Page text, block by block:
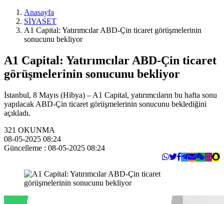
Anasayfa
SİYASET
A1 Capital: Yatırımcılar ABD-Çin ticaret görüşmelerinin
sonucunu bekliyor
A1 Capital: Yatırımcılar ABD-Çin ticaret
görüşmelerinin sonucunu bekliyor
İstanbul, 8 Mayıs (Hibya) – A1 Capital, yatırımcıların bu hafta sonu
yapılacak ABD-Çin ticaret görüşmelerinin sonucunu beklediğini
açıkladı.
321 OKUNMA
08-05-2025 08:24
Güncelleme : 08-05-2025 08:24